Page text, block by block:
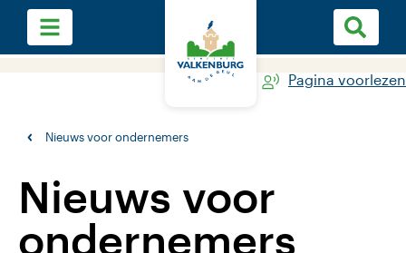
Nieuws voor ondernemers
Pagina voorlezen
Nieuws voor
ondernemers